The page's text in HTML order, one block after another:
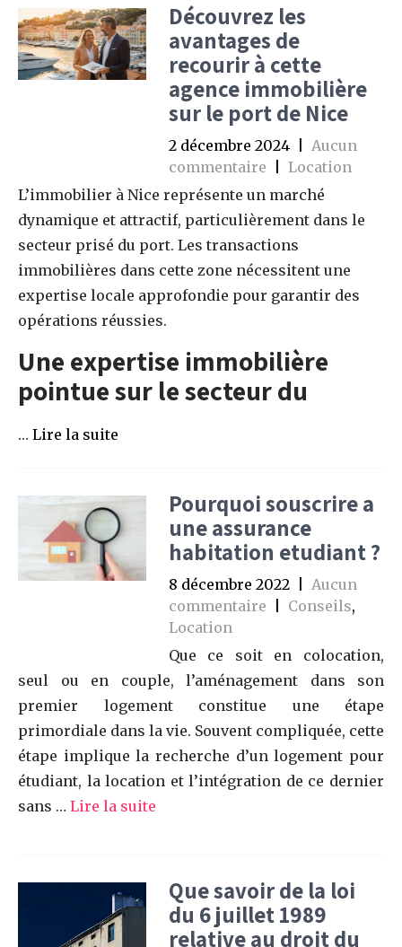
Découvrez les
avantages de
recourir à cette
agence immobilière
sur le port de Nice
2 décembre 2024
Aucun
commentaire
Location
L’immobilier à Nice représente un marché
dynamique et attractif, particulièrement dans le
secteur prisé du port. Les transactions
immobilières dans cette zone nécessitent une
expertise locale approfondie pour garantir des
opérations réussies.
Une expertise immobilière
pointue sur le secteur du
… Lire la suite
Pourquoi souscrire a
une assurance
habitation etudiant ?
8 décembre 2022
Aucun
commentaire
Conseils,
Location
Que ce soit en colocation,
seul ou en couple, l’aménagement dans son
premier logement constitue une étape
primordiale dans la vie. Souvent compliquée, cette
étape implique la recherche d’un logement pour
étudiant, la location et l’intégration de ce dernier
sans … Lire la suite
Que savoir de la loi
du 6 juillet 1989
relative au droit du